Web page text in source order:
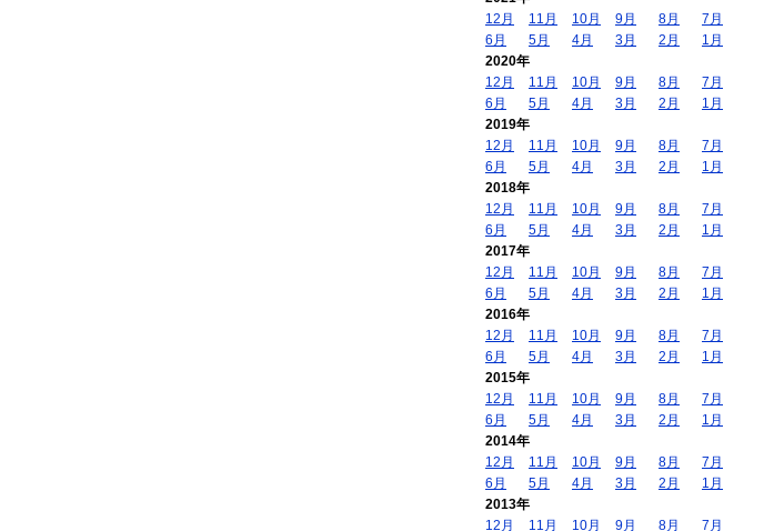
12月
11月 10月 9月 8月
7月
6月
5月 4月 3月 2月
1月
2020年
12月
11月 10月 9月 8月
7月
6月
5月 4月 3月 2月
1月
2019年
12月
11月 10月 9月 8月
7月
6月
5月 4月 3月 2月
1月
2018年
12月
11月 10月 9月 8月
7月
6月
5月 4月 3月 2月
1月
2017年
12月
11月 10月 9月 8月
7月
6月
5月 4月 3月 2月
1月
2016年
12月
11月 10月 9月 8月
7月
6月
5月 4月 3月 2月
1月
2015年
12月
11月 10月 9月 8月
7月
6月
5月 4月 3月 2月
1月
2014年
12月
11月 10月 9月 8月
7月
6月
5月 4月 3月 2月
1月
2013年
12月
11月 10月 9月 8月 7月